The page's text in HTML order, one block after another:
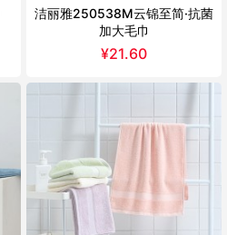
洁丽雅250538M云锦至简·抗菌
加大毛巾
¥21.60